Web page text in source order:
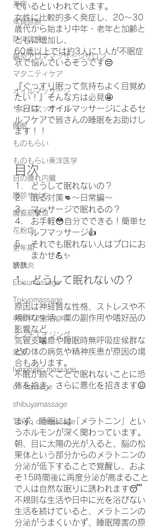
美容
体質診断
防災訓練
鍼灸アロママッサージサロン
マタニティケア
オイルマッサージ
リンパマッサージ
睡眠
ものもらい
ものもらい東洋医学
目の腫れ内臓
腹診やり方
腹直筋攣急
花粉症
更年期
膀胱炎
Ebisumassage
Tokyomassage
aroma massage
アンチエイジング
風邪
Iymphatic massage
oil massage
shibuyamassage
Tokyo oil massage
でいるといわれています。
女性に比較的多く発症し、20～30
歳代から始まり中年・老年と加齢と
ともに増加し、
60歳以上では約3人に1人が不眠症
状で悩んでいるそうです😔
『ぐっすり眠って気持ちよく目覚め
たい！』そんな方は必見🤩
今日は、オイルマッサージによるセ
ルフケアで皆さんの睡眠をお助けし
ます！！
目次
どうして眠れないの？
眠る対策👊〜日常編〜
マッサージで眠れるの？
お手軽😳自分でできる！簡単セ
ルフマッサージ👍
それでも眠れない人はプロにお
まかせ💪✨
1、どうして眠れないの？
原因は神経質な性格、ストレスや不
規則な生活、薬の副作用や嗜好品の
影響など
気管支喘息や睡眠時無呼吸症候群な
どの体の病気や精神疾患が原因の場
合もあります。
不眠が続くことで眠れないことに恐
怖を抱き、さらに悪化を招きます😖
まず、睡眠には「メラトニン」とい
うホルモンが深く関わっています。
朝、目に太陽の光が入ると、脳の松
果体という部分からのメラトニンの
分泌が低下することで覚醒し、およ
そ15時間後に再度分泌が高まること
で人は自然な眠りに誘われます😴
不規則な生活や日中に光を浴びない
生活を続けていると、メラトニンの
分泌がうまくいかず、睡眠障害の原